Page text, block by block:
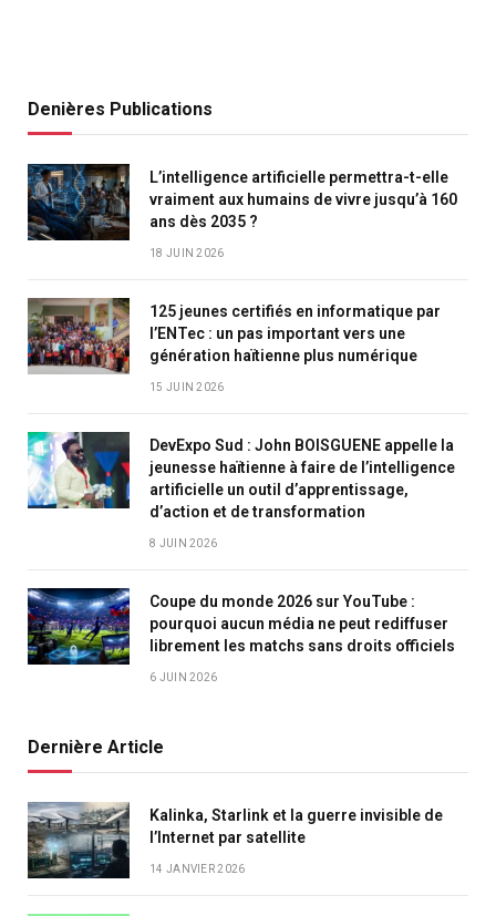
Denières Publications
L’intelligence artificielle permettra-t-elle
vraiment aux humains de vivre jusqu’à 160
ans dès 2035 ?
18 JUIN 2026
125 jeunes certifiés en informatique par
l’ENTec : un pas important vers une
génération haïtienne plus numérique
15 JUIN 2026
DevExpo Sud : John BOISGUENE appelle la
jeunesse haïtienne à faire de l’intelligence
artificielle un outil d’apprentissage,
d’action et de transformation
8 JUIN 2026
Coupe du monde 2026 sur YouTube :
pourquoi aucun média ne peut rediffuser
librement les matchs sans droits officiels
6 JUIN 2026
Dernière Article
Kalinka, Starlink et la guerre invisible de
l’Internet par satellite
14 JANVIER 2026